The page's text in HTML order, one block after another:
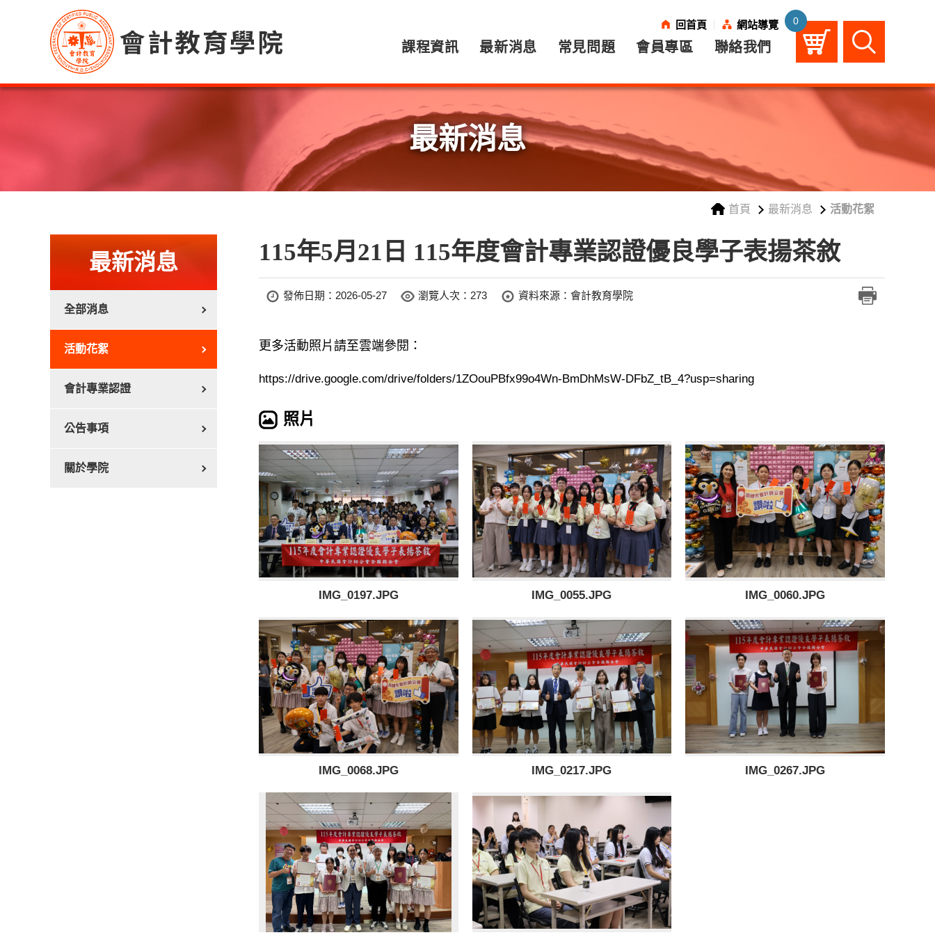
回首頁 網站導覽
課程資訊 最新消息 常見問題 會員專區 聯絡我們
課
程
0
最新消息
首頁 最新消息 活動花絮
最新消息
全部消息
活動花絮
會計專業認證
公告事項
關於學院
115年5月21日 115年度會計專業認證優良學子表揚茶敘
發佈日期： 2026-05-27 瀏覽人次：273 資料來源：會計教育學院
更多活動照片請至雲端參閱：
https://drive.google.com/drive/folders/1ZOouPBfx99o4Wn-BmDhMsW-DFbZ_tB_4?usp=sharing
照片
IMG_0197.JPG IMG_0055.JPG IMG_0060.JPG
IMG_0068.JPG IMG_0217.JPG IMG_0267.JPG